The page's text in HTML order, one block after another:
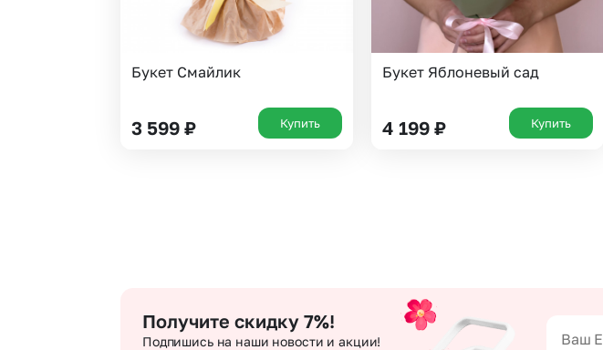
Букет Смайлик
3 599 ₽ Купить
Букет Яблоневый сад
4 199 ₽ Купить
Получите скидку 7%!
Подпишись на наши новости и акции!